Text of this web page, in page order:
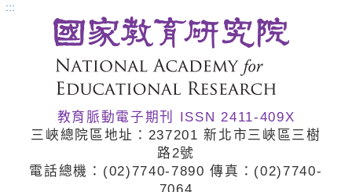
:::
教育脈動電子期刊 ISSN 2411-409X
三峽總院區地址：237201 新北市三峽區三樹
路2號
電話總機：(02)7740-7890 傳真：(02)7740-